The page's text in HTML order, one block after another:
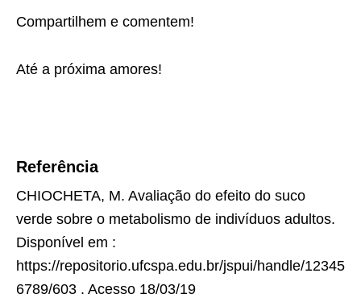
Compartilhem e comentem!
Até a próxima amores!
Referência
CHIOCHETA, M. Avaliação do efeito do suco
verde sobre o metabolismo de indivíduos adultos.
Disponível em :
https://repositorio.ufcspa.edu.br/jspui/handle/12345
6789/603 . Acesso 18/03/19